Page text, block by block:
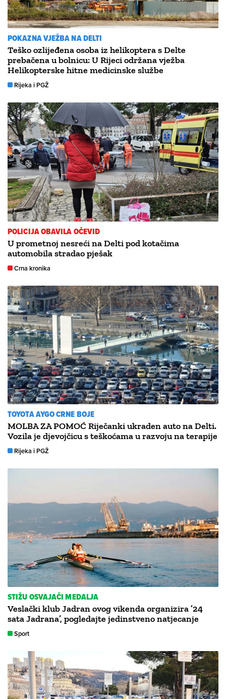
POKAZNA VJEŽBA NA DELTI
Teško ozlijeđena osoba iz helikoptera s Delte
prebačena u bolnicu: U Rijeci održana vježba
Helikopterske hitne medicinske službe
Rijeka i PGŽ
POLICIJA OBAVILA OČEVID
U prometnoj nesreći na Delti pod kotačima
automobila stradao pješak
Crna kronika
TOYOTA AYGO CRNE BOJE
MOLBA ZA POMOĆ Riječanki ukraden auto na Delti.
Vozila je djevojčicu s teškoćama u razvoju na terapije
Rijeka i PGŽ
STIŽU OSVAJAČI MEDALJA
Veslački klub Jadran ovog vikenda organizira ’24
sata Jadrana’, pogledajte jedinstveno natjecanje
Sport